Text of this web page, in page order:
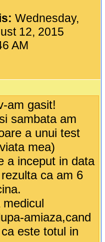
Wednesday,
12, 2015
AM
am gasit!
sambata am
a unui test
mea)
a inceput in data
ca am 6
amiaza,cand
este totul in